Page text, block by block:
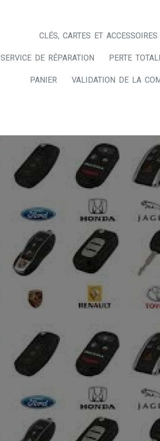
CLÉS, CARTES ET
SERVICE DE RÉPARATION PERTE
PANIER VALIDATION DE LA